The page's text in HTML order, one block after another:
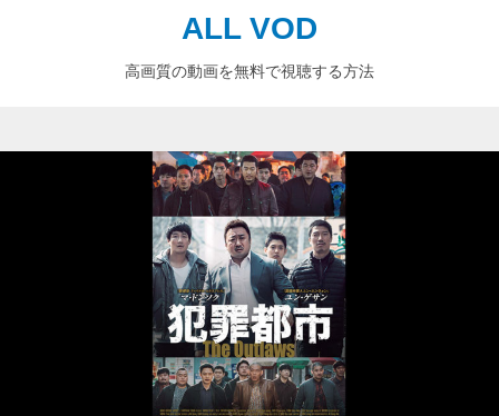
ALL VOD
高画質の動画を無料で視聴する方法